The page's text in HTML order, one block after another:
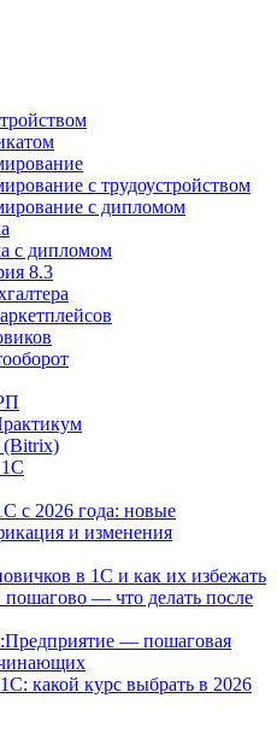
с трудоустройством
с дипломом
с дипломом
8.3
(Bitrix)
с 2026 года: новые
и изменения
в 1С и как их избежать
— что делать после
— пошаговая
какой курс выбрать в 2026